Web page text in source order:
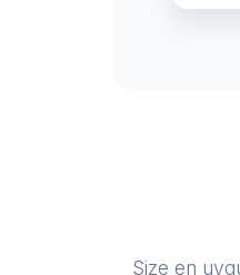
Size en